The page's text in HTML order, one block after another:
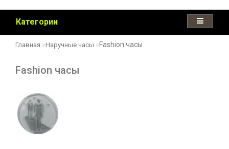
Категории
Главная Наручные часы Fashion часы
Fashion часы